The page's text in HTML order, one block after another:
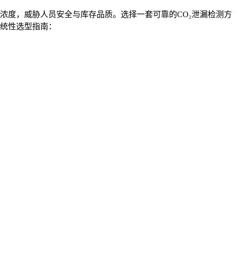
度，威胁人员安全与库存品质。选择一套可靠的CO₂泄漏检测方
性选型指南：